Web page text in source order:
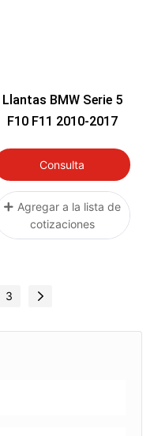
Llantas BMW Serie 5
F10 F11 2010-2017
Consulta
Agregar a la lista de
cotizaciones
3